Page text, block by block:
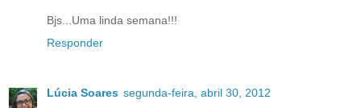
Bjs...Uma linda semana!!!
Responder
Lúcia Soares segunda-feira, abril 30, 2012